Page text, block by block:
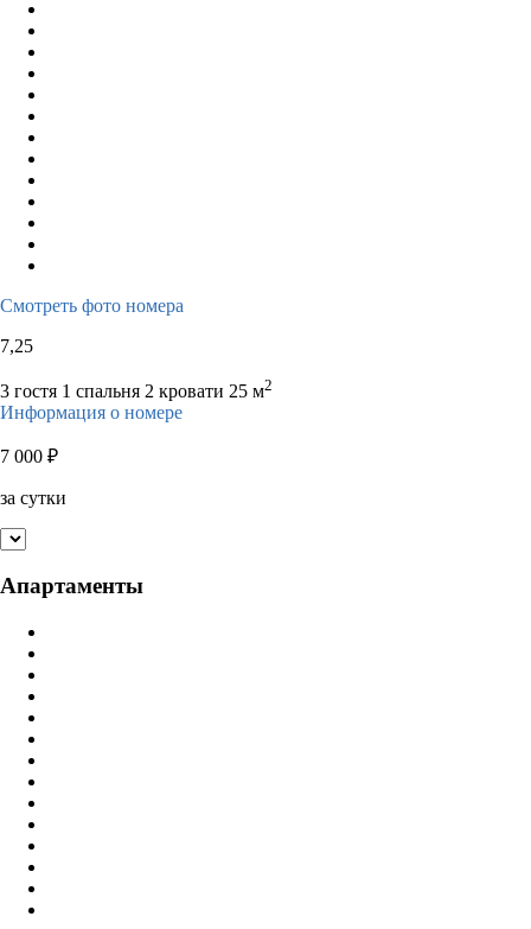
Смотреть фото номера
7,25
3 гостя 1 спальня 2 кровати 25 м2
Информация о номере
7 000 ₽
за сутки
Апартаменты